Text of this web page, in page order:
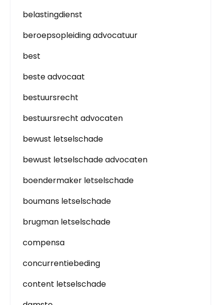
belastingdienst
beroepsopleiding advocatuur
best
beste advocaat
bestuursrecht
bestuursrecht advocaten
bewust letselschade
bewust letselschade advocaten
boendermaker letselschade
boumans letselschade
brugman letselschade
compensa
concurrentiebeding
content letselschade